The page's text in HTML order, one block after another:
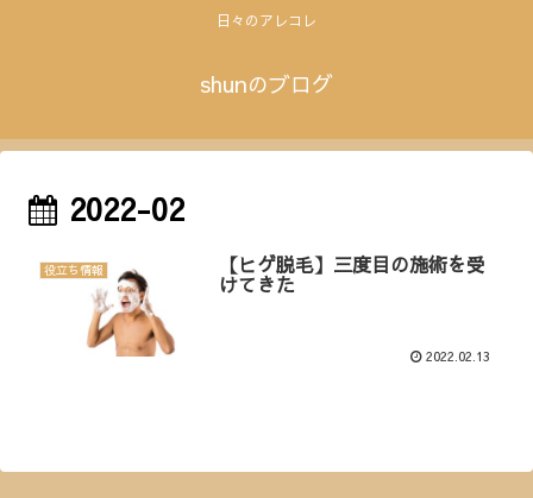
日々のアレコレ
shunのブログ
2022-02
役立ち情報 【ヒゲ脱毛】三度目の施術を受
けてきた
2022.02.13